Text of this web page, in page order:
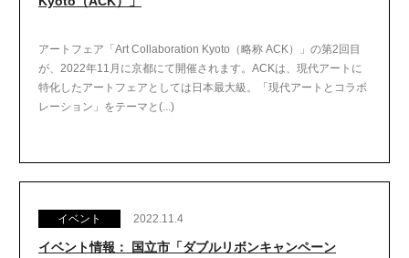
アートフェア「Art Collaboration Kyoto（略称 ACK）」の第2回目
が、2022年11月に京都にて開催されます。ACKは、現代アートに
特化したアートフェアとしては日本最大級。「現代アートとコラボ
レーション」をテーマと(...)
イベント 2022.11.4
イベント情報： 国立市「ダブルリボンキャンペーン